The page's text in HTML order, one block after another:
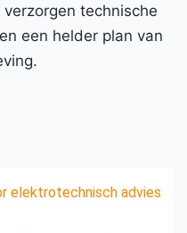
technische
een helder plan van
elektrotechnisch advies